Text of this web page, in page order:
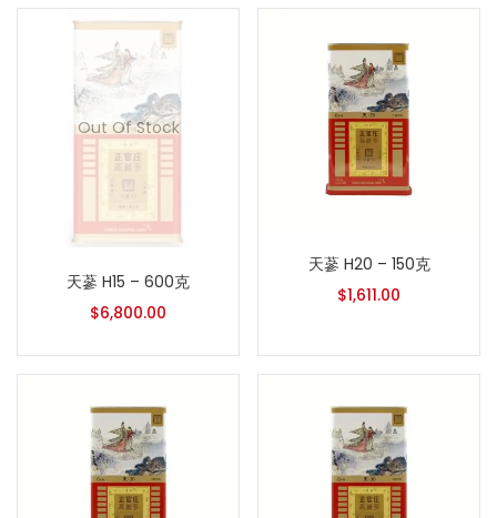
Out Of Stock
天蔘 H15 – 600克
$6,800.00
天蔘 H20 – 150克
$1,611.00